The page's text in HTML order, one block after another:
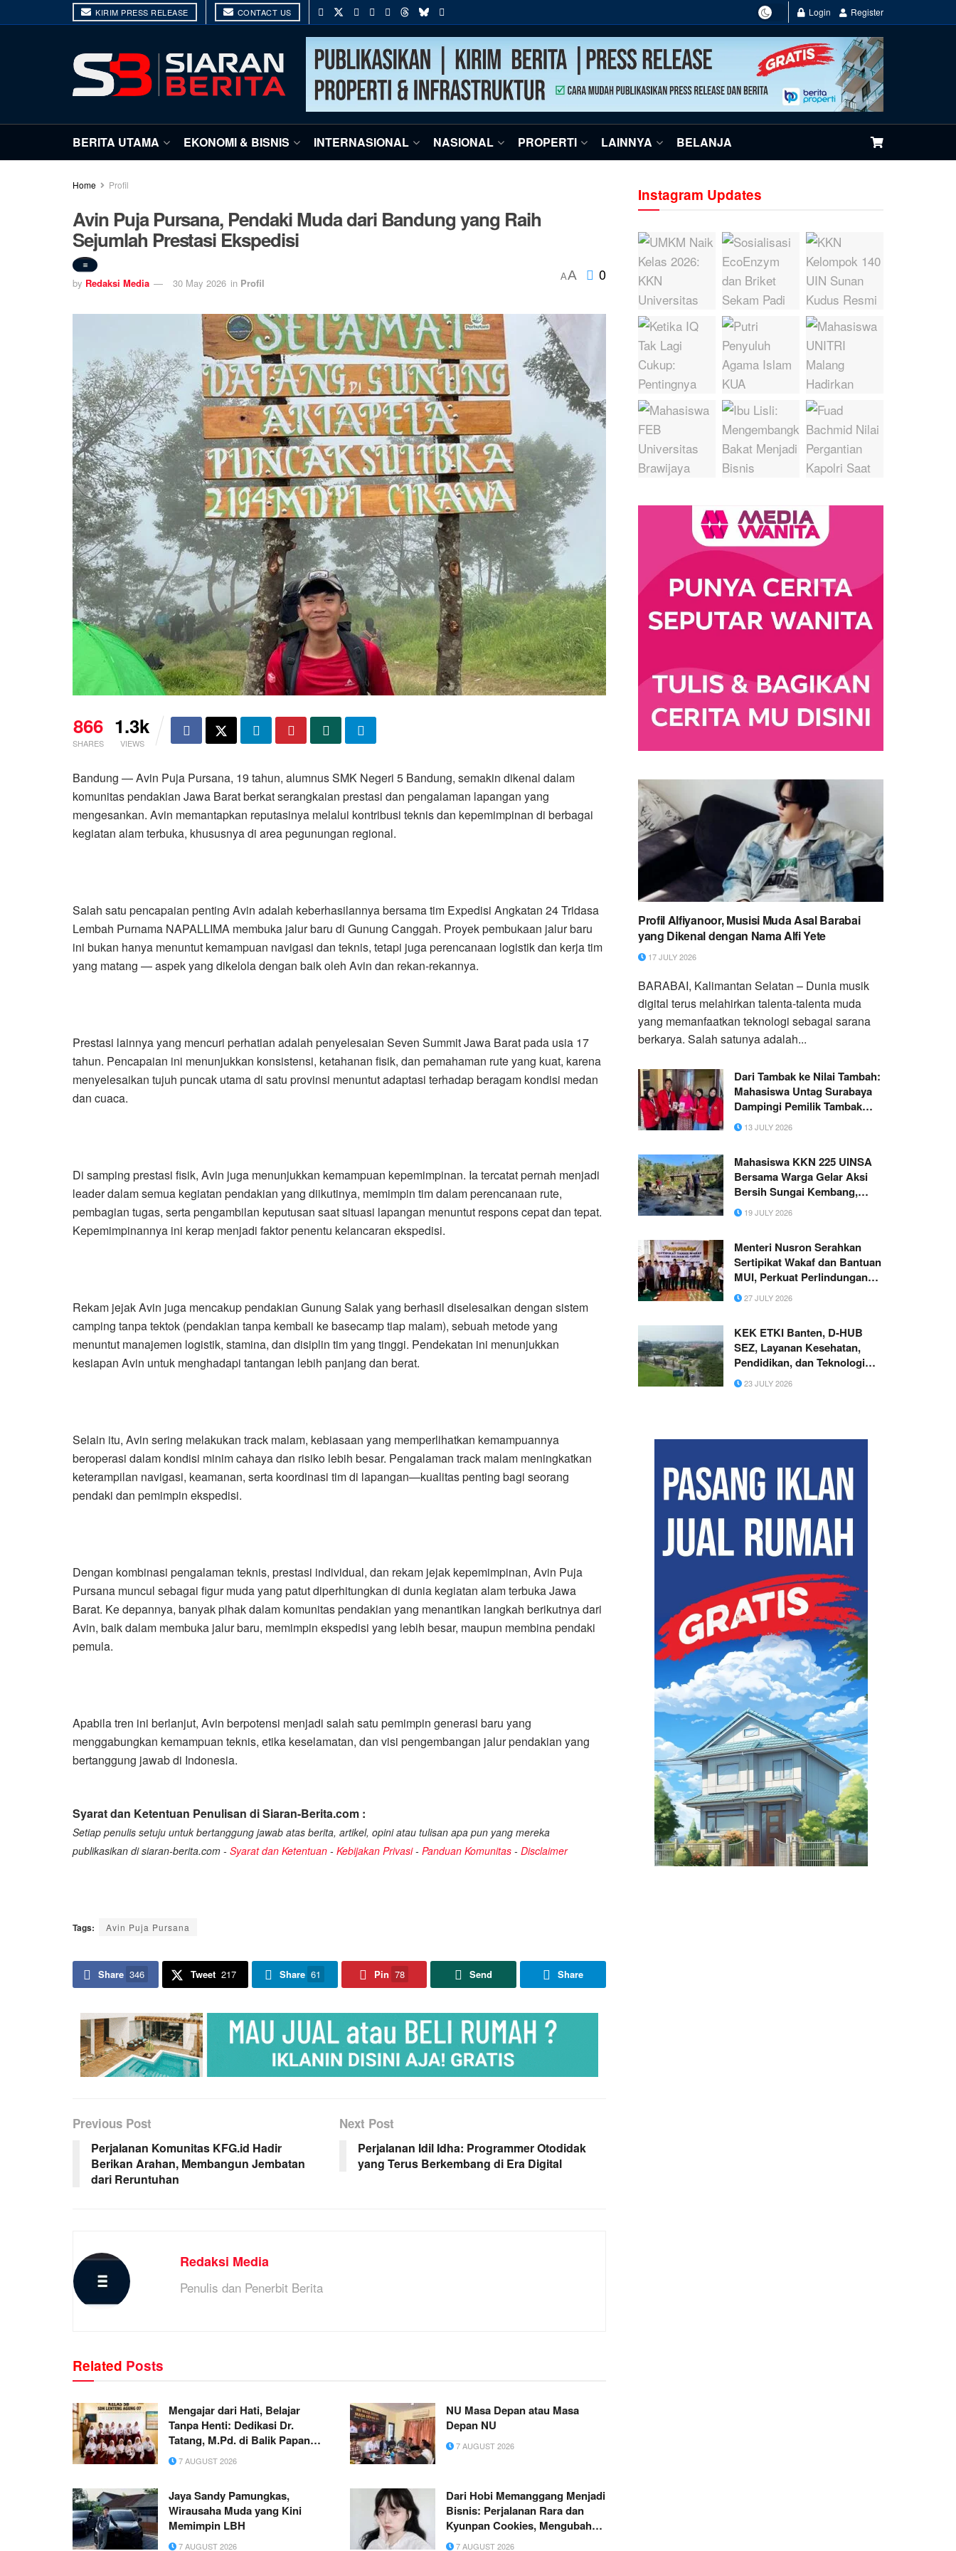
KIRIM PRESS RELEASE CONTACT US Login Register
BERITA UTAMA EKONOMI & BISNIS INTERNASIONAL NASIONAL PROPERTI LAINNYA BELANJA
Home Profil
Avin Puja Pursana, Pendaki Muda dari Bandung yang Raih
Sejumlah Prestasi Ekspedisi
by Redaksi Media 30 May 2026 in Profil AA 0
866
SHARES
1.3k
VIEWS
Bandung — Avin Puja Pursana, 19 tahun, alumnus SMK Negeri 5 Bandung, semakin dikenal dalam
komunitas pendakian Jawa Barat berkat serangkaian prestasi dan pengalaman lapangan yang
mengesankan. Avin memantapkan reputasinya melalui kontribusi teknis dan kepemimpinan di berbagai
kegiatan alam terbuka, khususnya di area pegunungan regional.
Salah satu pencapaian penting Avin adalah keberhasilannya bersama tim Expedisi Angkatan 24 Tridasa
Lembah Purnama NAPALLIMA membuka jalur baru di Gunung Canggah. Proyek pembukaan jalur baru
ini bukan hanya menuntut kemampuan navigasi dan teknis, tetapi juga perencanaan logistik dan kerja tim
yang matang — aspek yang dikelola dengan baik oleh Avin dan rekan-rekannya.
Prestasi lainnya yang mencuri perhatian adalah penyelesaian Seven Summit Jawa Barat pada usia 17
tahun. Pencapaian ini menunjukkan konsistensi, ketahanan fisik, dan pemahaman rute yang kuat, karena
menyelesaikan tujuh puncak utama di satu provinsi menuntut adaptasi terhadap beragam kondisi medan
dan cuaca.
Di samping prestasi fisik, Avin juga menunjukkan kemampuan kepemimpinan. Ia tercatat pernah menjadi
leader dalam semua kegiatan pendakian yang diikutinya, memimpin tim dalam perencanaan rute,
pembagian tugas, serta pengambilan keputusan saat situasi lapangan menuntut respons cepat dan tepat.
Kepemimpinannya ini kerap menjadi faktor penentu kelancaran ekspedisi.
Rekam jejak Avin juga mencakup pendakian Gunung Salak yang berhasil diselesaikan dengan sistem
camping tanpa tektok (pendakian tanpa kembali ke basecamp tiap malam), sebuah metode yang
menuntut manajemen logistik, stamina, dan disiplin tim yang tinggi. Pendekatan ini menunjukkan
kesiapan Avin untuk menghadapi tantangan lebih panjang dan berat.
Selain itu, Avin sering melakukan track malam, kebiasaan yang memperlihatkan kemampuannya
beroperasi dalam kondisi minim cahaya dan risiko lebih besar. Pengalaman track malam meningkatkan
keterampilan navigasi, keamanan, serta koordinasi tim di lapangan—kualitas penting bagi seorang
pendaki dan pemimpin ekspedisi.
Dengan kombinasi pengalaman teknis, prestasi individual, dan rekam jejak kepemimpinan, Avin Puja
Pursana muncul sebagai figur muda yang patut diperhitungkan di dunia kegiatan alam terbuka Jawa
Barat. Ke depannya, banyak pihak dalam komunitas pendakian yang menantikan langkah berikutnya dari
Avin, baik dalam membuka jalur baru, memimpin ekspedisi yang lebih besar, maupun membina pendaki
pemula.
Apabila tren ini berlanjut, Avin berpotensi menjadi salah satu pemimpin generasi baru yang
menggabungkan kemampuan teknis, etika keselamatan, dan visi pengembangan jalur pendakian yang
bertanggung jawab di Indonesia.
Syarat dan Ketentuan Penulisan di Siaran-Berita.com :
Setiap penulis setuju untuk bertanggung jawab atas berita, artikel, opini atau tulisan apa pun yang mereka
publikasikan di siaran-berita.com - Syarat dan Ketentuan - Kebijakan Privasi- Panduan Komunitas - Disclaimer
Tags: Avin Puja Pursana
Share 346 Tweet 217 Share 61 Pin 78 Send Share
Previous Post
Perjalanan Komunitas KFG.id Hadir
Berikan Arahan, Membangun Jembatan
dari Reruntuhan
Next Post
Perjalanan Idil Idha: Programmer Otodidak
yang Terus Berkembang di Era Digital
Redaksi Media
Penulis dan Penerbit Berita
Related Posts
Mengajar dari Hati, Belajar
Tanpa Henti: Dedikasi Dr.
Tatang, M.Pd. di Balik Papan
Tulis SD
7 AUGUST 2026
NU Masa Depan atau Masa
Depan NU
7 AUGUST 2026
Jaya Sandy Pamungkas,
Wirausaha Muda yang Kini
Memimpin LBH
7 AUGUST 2026
Dari Hobi Memanggang Menjadi
Bisnis: Perjalanan Rara dan
Kyunpan Cookies, Mengubah
Kegemaran Rumahan Menjadi
7 AUGUST 2026
Instagram Updates
‎Profil Alfiyanoor, Musisi Muda Asal Barabai
yang Dikenal dengan Nama Alfi Yete
17 JULY 2026
‎BARABAI, Kalimantan Selatan – Dunia musik
digital terus melahirkan talenta-talenta muda
yang memanfaatkan teknologi sebagai sarana
berkarya. Salah satunya adalah...
Dari Tambak ke Nilai Tambah:
Mahasiswa Untag Surabaya
Dampingi Pemilik Tambak
Kembangkan Olahan
Bandeng
13 JULY 2026
Mahasiswa KKN 225 UINSA
Bersama Warga Gelar Aksi
Bersih Sungai Kembang,
Wujudkan Lingkungan Desa
Gubrih yang Lebih Bersih
19 JULY 2026
Menteri Nusron Serahkan
Sertipikat Wakaf dan Bantuan
MUI, Perkuat Perlindungan
Aset Masjid di Aceh Tamiang
27 JULY 2026
KEK ETKI Banten, D-HUB
SEZ, Layanan Kesehatan,
Pendidikan, dan Teknologi
Bertaraf Global di BSD City
23 JULY 2026